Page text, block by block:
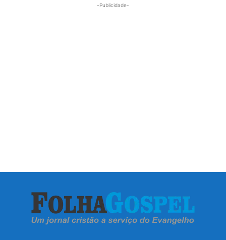
-Publicidade-